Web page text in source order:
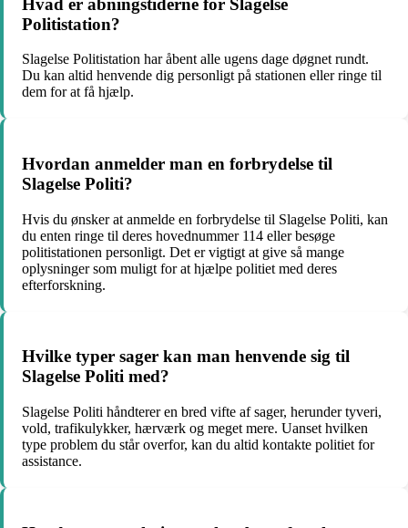
Politistation?
Slagelse Politistation har åbent alle ugens dage døgnet rundt.
Du kan altid henvende dig personligt på stationen eller ringe til
dem for at få hjælp.
Hvordan anmelder man en forbrydelse til
Slagelse Politi?
Hvis du ønsker at anmelde en forbrydelse til Slagelse Politi, kan
du enten ringe til deres hovednummer 114 eller besøge
politistationen personligt. Det er vigtigt at give så mange
oplysninger som muligt for at hjælpe politiet med deres
efterforskning.
Hvilke typer sager kan man henvende sig til
Slagelse Politi med?
Slagelse Politi håndterer en bred vifte af sager, herunder tyveri,
vold, trafikulykker, hærværk og meget mere. Uanset hvilken
type problem du står overfor, kan du altid kontakte politiet for
assistance.